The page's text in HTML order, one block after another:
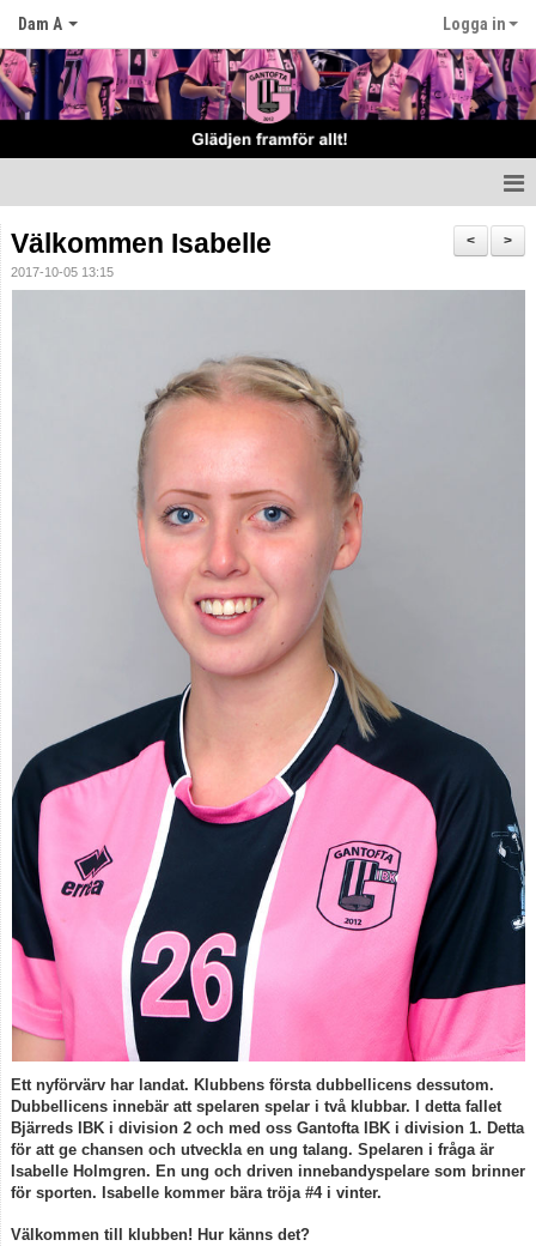
Dam A Logga in
Nyheter
Bemannings schema
>
<
Välkommen Isabelle
2017-10-05 13:15
Ett nyförvärv har landat. Klubbens första dubbellicens dessutom.
Dubbellicens innebär att spelaren spelar i två klubbar. I detta fallet
Bjärreds IBK i division 2 och med oss Gantofta IBK i division 1. Detta
för att ge chansen och utveckla en ung talang. Spelaren i fråga är
Isabelle Holmgren. En ung och driven innebandyspelare som brinner
för sporten. Isabelle kommer bära tröja #4 i vinter.
Välkommen till klubben! Hur känns det?